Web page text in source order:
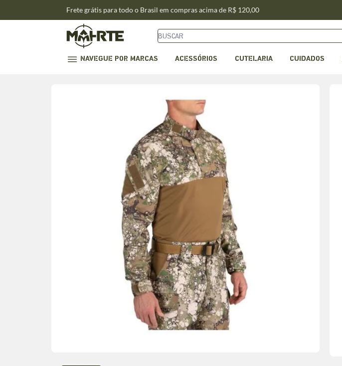
Frete grátis para todo o Brasil em compras acima de R$ 120,00
NAVEGUE POR MARCAS ACESSÓRIOS CUTELARIA CUIDADOS